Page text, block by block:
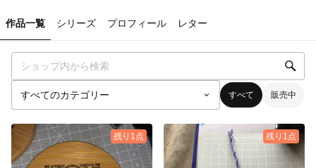
作品一覧 シリーズ プロフィール レター
すべて 販売中
残り1点 残り1点